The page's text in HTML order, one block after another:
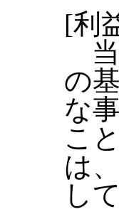
[利
当
の
な
こ
は
し